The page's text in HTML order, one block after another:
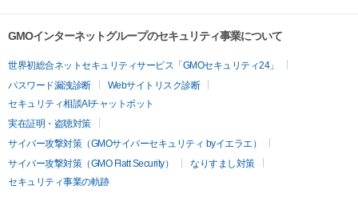
GMOインターネットグループのセキュリティ事業について
世界初総合ネットセキュリティサービス「GMOセキュリティ24」
パスワード漏洩診断
Webサイトリスク診断
セキュリティ相談AIチャットボット
実在証明・盗聴対策
サイバー攻撃対策（GMOサイバーセキュリティ byイエラエ）
サイバー攻撃対策（GMO Flatt Security）
なりすまし対策
セキュリティ事業の軌跡